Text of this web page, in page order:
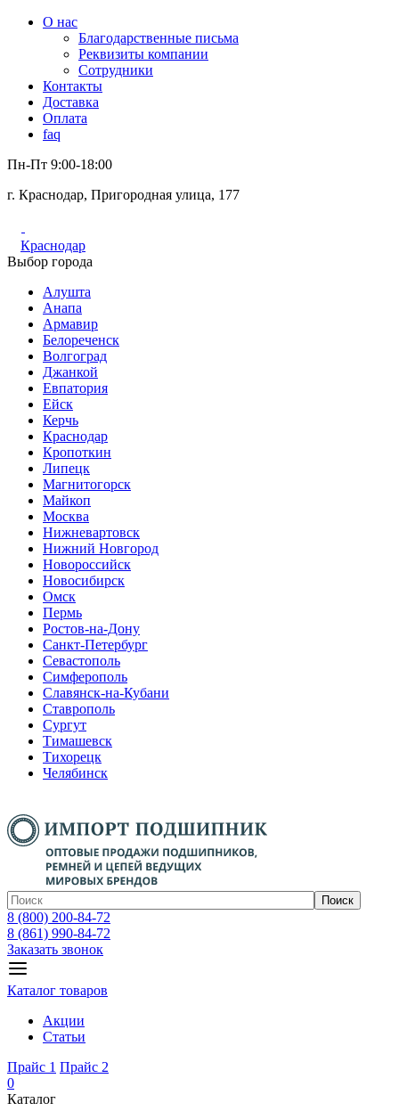
О нас
Благодарственные письма
Реквизиты компании
Сотрудники
Контакты
Доставка
Оплата
faq
Пн-Пт 9:00-18:00
г. Краснодар, Пригородная улица, 177
Краснодар
Выбор города
Алушта
Анапа
Армавир
Белореченск
Волгоград
Джанкой
Евпатория
Ейск
Керчь
Краснодар
Кропоткин
Липецк
Магнитогорск
Майкоп
Москва
Нижневартовск
Нижний Новгород
Новороссийск
Новосибирск
Омск
Пермь
Ростов-на-Дону
Санкт-Петербург
Севастополь
Симферополь
Славянск-на-Кубани
Ставрополь
Сургут
Тимашевск
Тихорецк
Челябинск
Поиск
8 (800) 200-84-72
8 (861) 990-84-72
Заказать звонок
Каталог товаров
Акции
Статьи
Прайс 1 Прайс 2
0
Каталог